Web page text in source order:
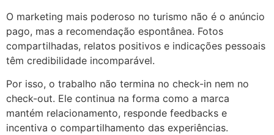
O marketing mais poderoso no turismo não é o anúncio
pago, mas a recomendação espontânea. Fotos
compartilhadas, relatos positivos e indicações pessoais
têm credibilidade incomparável.
Por isso, o trabalho não termina no check-in nem no
check-out. Ele continua na forma como a marca
mantém relacionamento, responde feedbacks e
incentiva o compartilhamento das experiências.